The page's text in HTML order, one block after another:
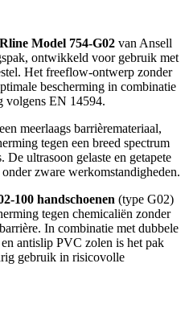
Model 754-G02 van Ansell
ontwikkeld voor gebruik met
Het freeflow-ontwerp zonder
bescherming in combinatie
volgens EN 14594.
meerlaags barrièremateriaal,
tegen een breed spectrum
De ultrasoon gelaste en getapete
zware werkomstandigheden.
100 handschoenen (type G02)
tegen chemicaliën zonder
In combinatie met dubbele
antislip PVC zolen is het pak
gebruik in risicovolle